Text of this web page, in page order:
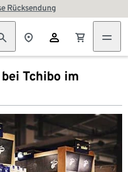
Rücksendung
Tchibo im